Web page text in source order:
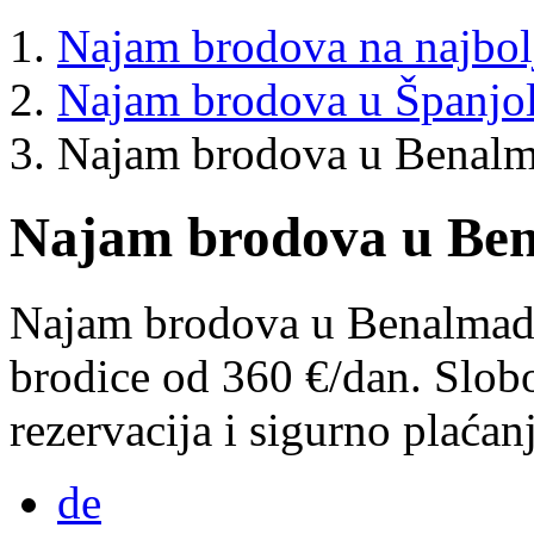
Najam brodova na
Najam brodova u
Najam brodova u
Najam brodova u
Najam brodova u
brodice od 360 €/dan.
rezervacija i sigurno
de